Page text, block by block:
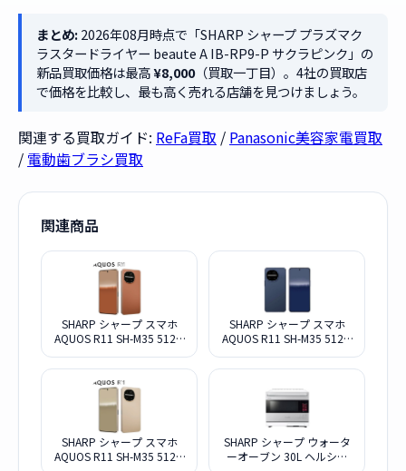
まとめ:2026年08月時点で「SHARP シャープ プラズマク
ラスタードライヤー beaute A IB-RP9-P サクラピンク」の
新品買取価格は最高¥8,000（買取一丁目）。4社の買取店
で価格を比較し、最も高く売れる店舗を見つけましょう。
関連する買取ガイド: ReFa買取 / Panasonic美容家電買取
/ 電動歯ブラシ買取
関連商品
SHARP シャープ スマホ
AQUOS R11 SH-M35 512G
SHARP シャープ スマホ
AQUOS R11 SH-M35 512G
SHARP シャープ スマホ
AQUOS R11 SH-M35 512G
SHARP シャープ ウォータ
ーオーブン 30L ヘルシオ